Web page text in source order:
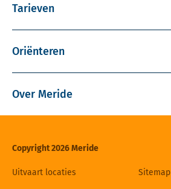
Tarieven
Oriënteren
Over Meride
Copyright 2026 Meride
Uitvaart locaties Sitemap